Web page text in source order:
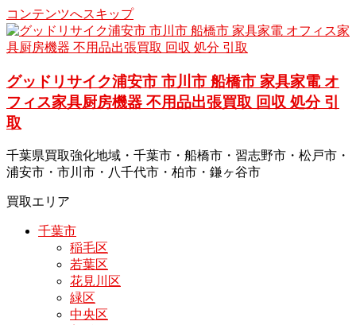
コンテンツへスキップ
グッドリサイク浦安市 市川市 船橋市 家具家電 オ
フィス家具厨房機器 不用品出張買取 回収 処分 引
取
千葉県買取強化地域・千葉市・船橋市・習志野市・松戸市・
浦安市・市川市・八千代市・柏市・鎌ヶ谷市
買取エリア
千葉市
稲毛区
若葉区
花見川区
緑区
中央区